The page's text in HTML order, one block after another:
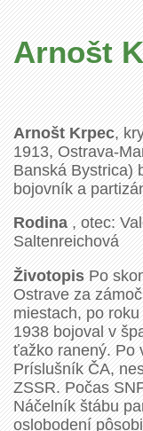
Arnošt
Arnošt Krpec,
1913, Ostrava-
Banská Bystrica)
bojovník a
Rodina, otec:
Saltenreichová
ŽivotopisPo
Ostrave za
miestach, po
1938 bojoval v
ťažko ranený. Po
Príslušník ČA,
ZSSR. Počas
Náčelník štábu
oslobodení